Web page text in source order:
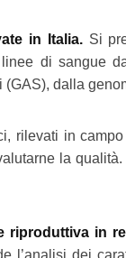
in Italia.Si
di sangue
dalla
rilevati in
la
riproduttiva in
l’analisi dei